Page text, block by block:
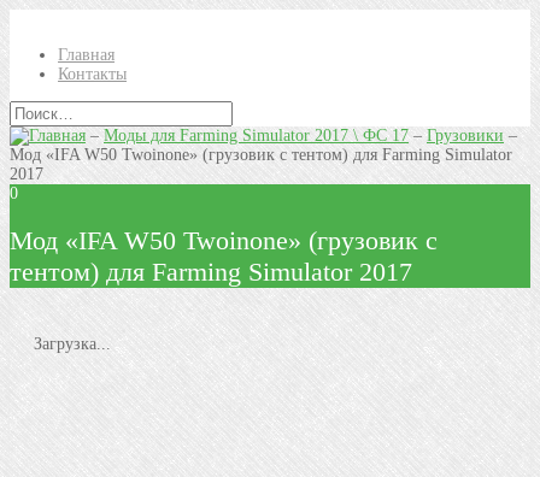
Главная
Контакты
–Моды для Farming Simulator 2017 \ ФС 17– Грузовики –
Мод «IFA W50 Twoinone» (грузовик с тентом) для Farming Simulator
2017
0
Мод «IFA W50 Twoinone» (грузовик с
тентом) для Farming Simulator 2017
Загрузка...